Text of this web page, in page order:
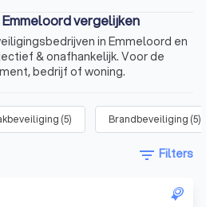
vergelijken
in Emmeloord en
& onafhankelijk. Voor de
bedrijf of woning.
(5) Brandbeveiliging (5)
filter_list Filters